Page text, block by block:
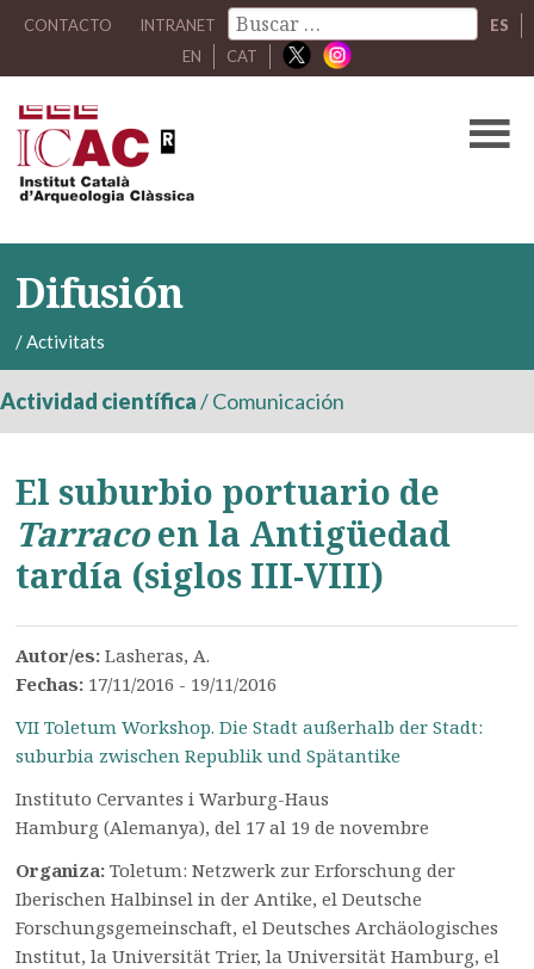
CONTACTO INTRANET
ES
EN
CAT
Difusión
/Activitats
Actividad científica/Comunicación
El suburbio portuario de
Tarracoen la Antigüedad
tardía (siglos III-VIII)
Autor/es:Lasheras, A.
Fechas: 17/11/2016 - 19/11/2016
VII Toletum Workshop. Die Stadt außerhalb der Stadt:
suburbia zwischen Republik und Spätantike
Instituto Cervantes i Warburg-Haus
Hamburg (Alemanya), del 17 al 19 de novembre
Organiza:Toletum: Netzwerk zur Erforschung der
Iberischen Halbinsel in der Antike, el Deutsche
Forschungsgemeinschaft, el Deutsches Archäologisches
Institut, la Universität Trier, la Universität Hamburg, el